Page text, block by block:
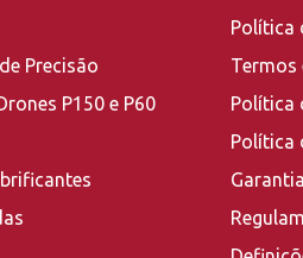
Precisão
P150 e P60
Política
Termos
Política
Política